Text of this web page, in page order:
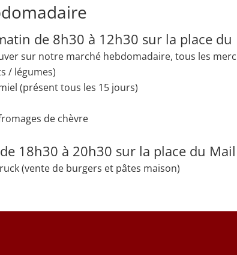
de 8h30 à 12h30 sur la place du
sur notre marché hebdomadaire, tous les
/ légumes)
(présent tous les 15 jours)
de chèvre
18h30 à 20h30 sur la place du
(vente de burgers et pâtes maison)